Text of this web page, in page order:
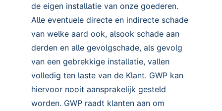
de eigen installatie van onze goederen.
Alle eventuele directe en indirecte schade
van welke aard ook, alsook schade aan
derden en alle gevolgschade, als gevolg
van een gebrekkige installatie, vallen
volledig ten laste van de Klant. GWP kan
hiervoor nooit aansprakelijk gesteld
worden. GWP raadt klanten aan om